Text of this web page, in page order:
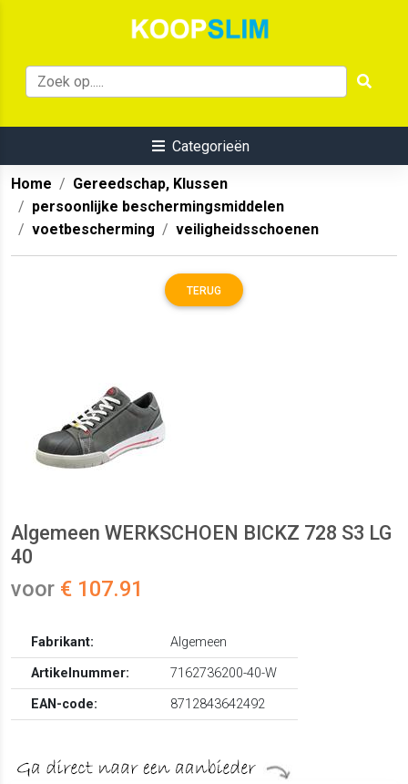
Categorieën
Home
Gereedschap, Klussen
persoonlijke beschermingsmiddelen
voetbescherming
veiligheidsschoenen
TERUG
Algemeen WERKSCHOEN BICKZ 728 S3 LG
40
voor € 107.91
Fabrikant:
Algemeen
Artikelnummer:
7162736200-40-W
EAN-code:
8712843642492